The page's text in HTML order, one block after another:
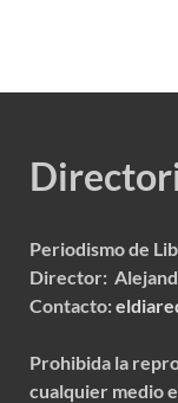
Periodismo de
Director:
Contacto:
Prohibida la
cualquier medio